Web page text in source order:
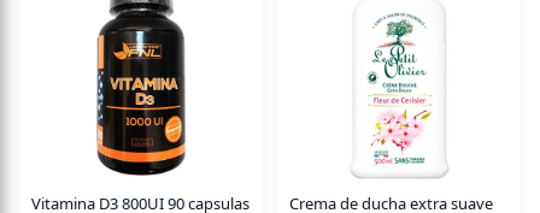
Vitamina D3 800UI 90 capsulas
Crema de ducha extra suave